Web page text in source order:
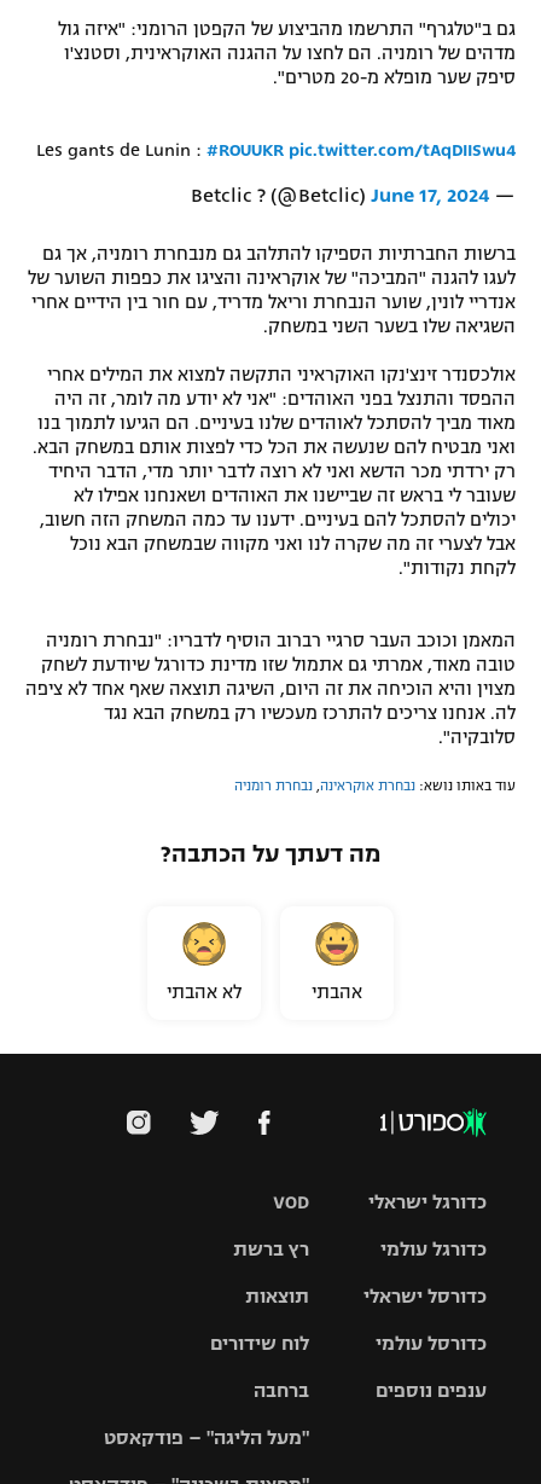
גם ב"טלגרף" התרשמו מהביצוע של הקפטן הרומני: "איזה גול
מדהים של רומניה. הם לחצו על ההגנה האוקראינית, וסטנצ'ו
סיפק שער מופלא מ-20 מטרים".
Les gants de Lunin : #ROUUKR pic.twitter.com/tAqDIISwu4
— Betclic ? (@Betclic)
June 17, 2024
ברשות החברתיות הספיקו להתלהב גם מנבחרת רומניה, אך גם
לעגו להגנה "המביכה" של אוקראינה והציגו את כפפות השוער של
אנדריי לונין, שוער הנבחרת וריאל מדריד, עם חור בין הידיים אחרי
השגיאה שלו בשער השני במשחק.
אולכסנדר זינצ'נקו האוקראיני התקשה למצוא את המילים אחרי
ההפסד והתנצל בפני האוהדים: "אני לא יודע מה לומר, זה היה
מאוד מביך להסתכל לאוהדים שלנו בעיניים. הם הגיעו לתמוך בנו
ואני מבטיח להם שנעשה את הכל כדי לפצות אותם במשחק הבא.
רק ירדתי מכר הדשא ואני לא רוצה לדבר יותר מדי, הדבר היחיד
שעובר לי בראש זה שביישנו את האוהדים ושאנחנו אפילו לא
יכולים להסתכל להם בעיניים. ידענו עד כמה המשחק הזה חשוב,
אבל לצערי זה מה שקרה לנו ואני מקווה שבמשחק הבא נוכל
לקחת נקודות".
המאמן וכוכב העבר סרגיי רברוב הוסיף לדבריו: "נבחרת רומניה
טובה מאוד, אמרתי גם אתמול שזו מדינת כדורגל שיודעת לשחק
מצוין והיא הוכיחה את זה היום, השיגה תוצאה שאף אחד לא ציפה
לה. אנחנו צריכים להתרכז מעכשיו רק במשחק הבא נגד
סלובקיה".
עוד באותו נושא: נבחרת אוקראינה, נבחרת רומניה
מה דעתך על הכתבה?
אהבתי לא אהבתי
VOD
רץ ברשת
תוצאות
לוח שידורים
ברחבה
"מעל הליגה" – פודקאסט
כדורגל ישראלי
גביע הטוטו
כדורגל עולמי
האלופות
ליגה
כדורסל ישראלי
סל
כדורסל עולמי
ענפים נוספים